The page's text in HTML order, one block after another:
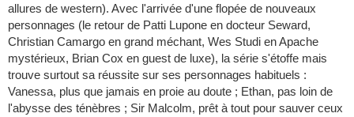
allures de western). Avec l'arrivée d'une flopée de nouveaux
personnages (le retour de Patti Lupone en docteur Seward,
Christian Camargo en grand méchant, Wes Studi en Apache
mystérieux, Brian Cox en guest de luxe), la série s'étoffe mais
trouve surtout sa réussite sur ses personnages habituels :
Vanessa, plus que jamais en proie au doute ; Ethan, pas loin de
l'abysse des ténèbres ; Sir Malcolm, prêt à tout pour sauver ceux